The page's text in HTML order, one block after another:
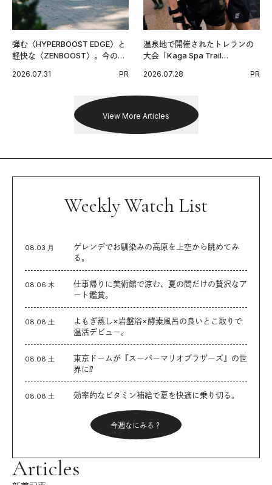
弾む〈HYPERBOOST EDGE〉と
軽快な〈ZENBOOST〉。今の時
出した新機軸。
2026.07.31 PR
温泉地で開催されたトレランの
大会「Kaga Spa Trail
戦を夢見るランナーたちの奮闘
2026.07.28 PR
View More Articles
Weekly Watch List
08.03 月
ゲレンデでお馴染みの高原を上空から眺めてみ
る。
08.06 木
仕事帰りに美術館で涼む、夏の間だけの贅沢なア
ート鑑賞。
08.08 土
よもぎ蒸し×岩盤浴×酵素風呂の良いとこ取りで
温活デビュー。
08.08 土
東京ドームが『スーパーマリオブラザーズ』の世
界に⁉︎
08.08 土 効率的なビタミン補給で夏を快適に乗り切る。
今週なにみる？
Articles